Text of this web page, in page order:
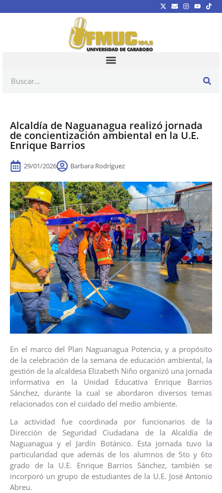
Alcaldía de Naguanagua realizó jornada
de concientización ambiental en la U.E.
Enrique Barrios
29/01/2026 Barbara Rodríguez
En el marco del Plan Naguanagua Potencia, y a propósito
de la celebración de la semana de educación ambiental, la
gestión de la alcaldesa Elizabeth Niño organizó una jornada
informativa en la Unidad Educativa Enrique Barrios
Sánchez, durante la cual se abordaron diversos temas
relacionados con el cuidado del medio ambiente.
La actividad fue coordinada por funcionarios de la
Dirección de Seguridad Ciudadana de la Alcaldía de
Naguanagua y el Jardín Botánico. Esta jornada tuvo la
particularidad que además de los alumnos de 5to y 6to
grado de la U.E. Enrique Barrios Sánchez, también se
incorporó un grupo de estudiantes de la U.E. José Antonio
Abreu.